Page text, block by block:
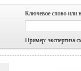
Ключевое слово или
Пример: экспертиза